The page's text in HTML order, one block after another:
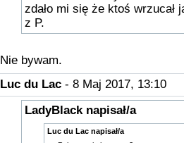
zdało mi się że ktoś wrzucał
z P.
Nie bywam.
Luc du Lac- 8 Maj 2017, 13:10
LadyBlack napisał/a
Luc du Lac napisał/a